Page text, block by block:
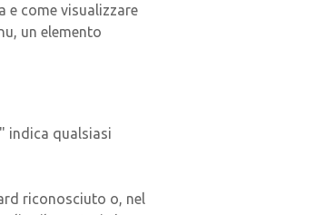
e come visualizzare
un elemento
indica qualsiasi
riconosciuto o, nel